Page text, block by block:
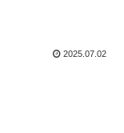
2025.07.02